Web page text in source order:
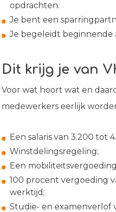
opdrachten.
Je bent een
Je begeleidt beginnende
Dit krijg je van
Voor wat hoort wat en
medewerkers eerlijk
Een salaris van 3.200 tot
Winstdelingsregeling;
Een
100 procent vergoeding
werktijd;
Studie- en examenverlof